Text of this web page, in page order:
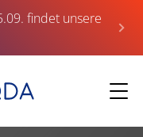
findet unsere